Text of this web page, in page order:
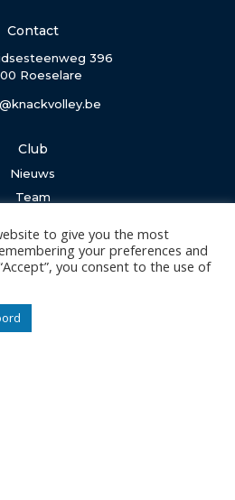
Contact
396
Roeselare
Club
Nieuws
Team
worden
Tickets
to give you the most
your preferences and
you consent to the use of